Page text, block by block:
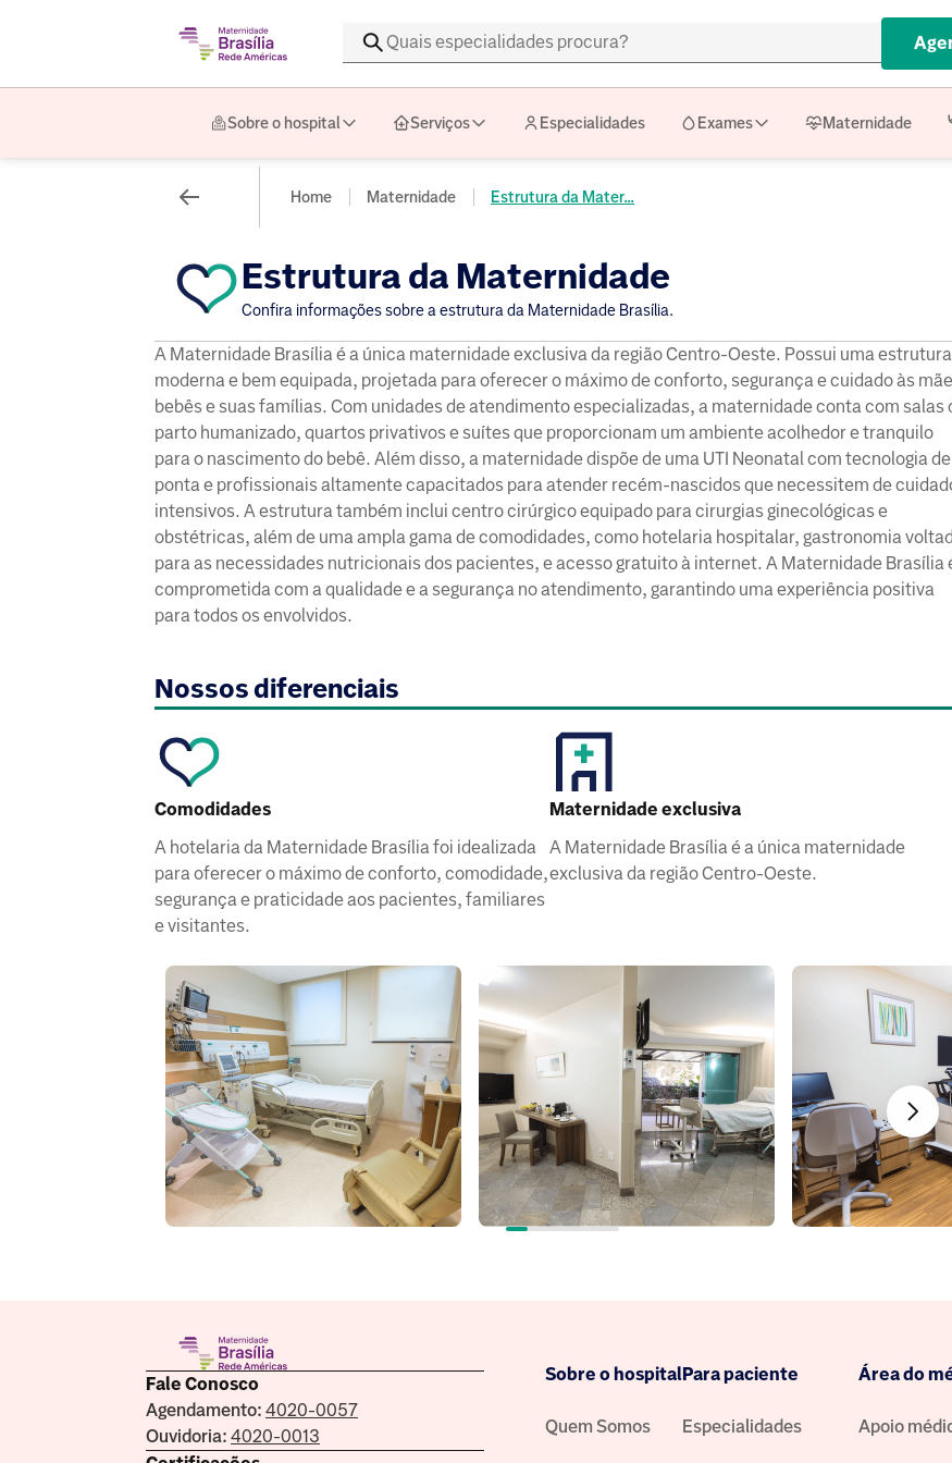
Sobre o hospital Serviços Especialidades Exames Maternidade
Home Maternidade Estrutura da Mater...
Estrutura da Maternidade
Confira informações sobre a estrutura da Maternidade Brasília.
A Maternidade Brasília é a única maternidade exclusiva da região Centro-Oeste. Possui uma estrutura
moderna e bem equipada, projetada para oferecer o máximo de conforto, segurança e cuidado às
bebês e suas famílias. Com unidades de atendimento especializadas, a maternidade conta com salas
parto humanizado, quartos privativos e suítes que proporcionam um ambiente acolhedor e tranquilo
para o nascimento do bebê. Além disso, a maternidade dispõe de uma UTI Neonatal com tecnologia de
ponta e profissionais altamente capacitados para atender recém-nascidos que necessitem de
intensivos. A estrutura também inclui centro cirúrgico equipado para cirurgias ginecológicas e
obstétricas, além de uma ampla gama de comodidades, como hotelaria hospitalar, gastronomia
para as necessidades nutricionais dos pacientes, e acesso gratuito à internet. A Maternidade Brasília
comprometida com a qualidade e a segurança no atendimento, garantindo uma experiência positiva
para todos os envolvidos.
Nossos diferenciais
Comodidades
​​​​​​​​​​​A hotelaria da Maternidade Brasília foi idealizada
para oferecer o máximo de conforto, comodidade,
segurança e praticidade aos pacientes, familiares
e visitantes.
Maternidade exclusiva
A Maternidade Brasília é a única maternidade
exclusiva da região Centro-Oeste.
Fale Conosco
Agendamento: 4020-0057
Ouvidoria: 4020-0013
Sobre o hospital
Quem Somos
Para paciente
Especialidades
Área do
Apoio